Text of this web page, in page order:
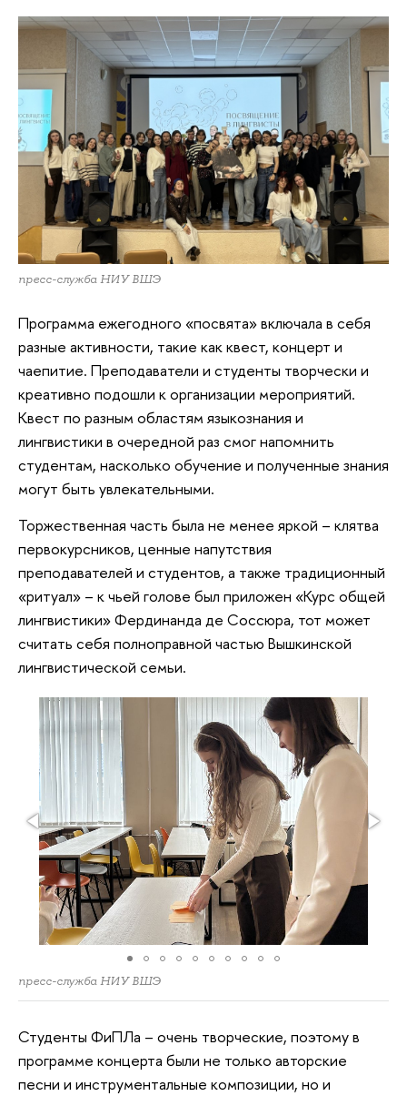
пресс-служба НИУ ВШЭ
Программа ежегодного «посвята» включала в себя
разные активности, такие как квест, концерт и
чаепитие. Преподаватели и студенты творчески и
креативно подошли к организации мероприятий.
Квест по разным областям языкознания и
лингвистики в очередной раз смог напомнить
студентам, насколько обучение и полученные знания
могут быть увлекательными.
Торжественная часть была не менее яркой – клятва
первокурсников, ценные напутствия
преподавателей и студентов, а также традиционный
«ритуал» – к чьей голове был приложен «Курс общей
лингвистики» Фердинанда де Соссюра, тот может
считать себя полноправной частью Вышкинской
лингвистической семьи.
пресс-служба НИУ ВШЭ
Студенты ФиПЛа – очень творческие, поэтому в
программе концерта были не только авторские
песни и инструментальные композиции, но и